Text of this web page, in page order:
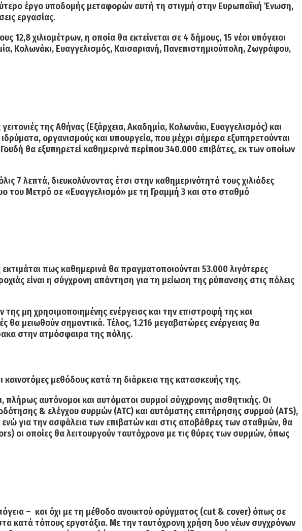
έργο υποδομής μεταφορών αυτή τη στιγμή στην Ευρωπαϊκή Ένωση,
εργασίας.
12,8 χιλιομέτρων, η οποία θα εκτείνεται σε 4 δήμους,15 νέοι υπόγειοι
Κολωνάκι, Ευαγγελισμός, Καισαριανή, Πανεπιστημιούπολη, Ζωγράφου,
της Αθήνας (Εξάρχεια, Ακαδημία, Κολωνάκι, Ευαγγελισμός) και
οργανισμούς και υπουργεία, που μέχρι σήμερα εξυπηρετούνται
θα εξυπηρετεί καθημερινά περίπου 340.000 επιβάτες, εκ των οποίων
7 λεπτά, διευκολύνοντας έτσι στην καθημερινότητά τους χιλιάδες
του Μετρό σε «Ευαγγελισμό» με τη Γραμμή 3 και στο σταθμό
πως καθημερινά θα πραγματοποιούνται53.000 λιγότερες
είναι η σύγχρονη απάντηση για τη μείωση της ρύπανσης στις πόλεις
μη χρησιμοποιημένης ενέργειας και την επιστροφή της και
θα μειωθούν σημαντικά. Τέλος,1.216 μεγαβατώρες ενέργειας θα
στην ατμόσφαιρα της πόλης.
μεθόδους κατά τη διάρκεια της κατασκευής της.
πλήρως αυτόνομοι και αυτόματοι συρμοί σύγχρονης αισθητικής. Οι
& ελέγχου συρμών (ATC) και αυτόματης επιτήρησης συρμού (ATS),
για την ασφάλεια των επιβατών και στις αποβάθρες των σταθμών, θα
οι οποίες θα λειτουργούν ταυτόχρονα με τις θύρες των συρμών, όπως
– και όχι με τη μέθοδο ανοικτού ορύγματος (cut & cover) όπως σε
κατά τόπους εργοτάξια. Με την ταυτόχρονη χρήση δυο νέων συγχρόνων